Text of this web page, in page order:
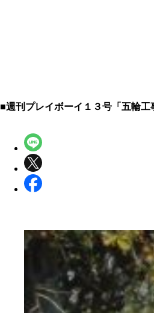
■週刊プレイボーイ１３号「五輪